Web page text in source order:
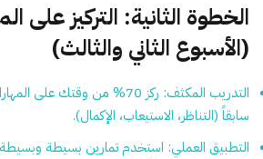
الخطوة الثانية: التركيز على
(الأسبوع الثاني والثالث)
التدريب المكثف:
ركز 70% من وقتك على
سابقاً (التناظر، الاستيعاب، الإكمال).
التطبيق العملي: استخدم تمارين بسيطة وبسيطة